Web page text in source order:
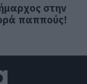
στην
παππούς!